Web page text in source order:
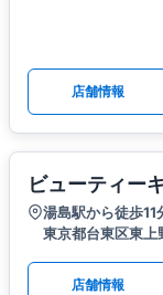
店舗情報
ビューティー
湯島駅から徒歩11
東京都台東区東
店舗情報